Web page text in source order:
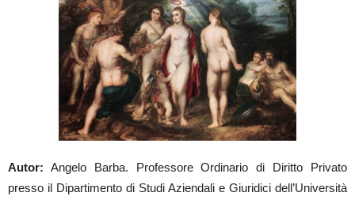
Autor: Angelo Barba. Professore Ordinario di Diritto Privato
presso il Dipartimento di Studi Aziendali e Giuridici dell’Università